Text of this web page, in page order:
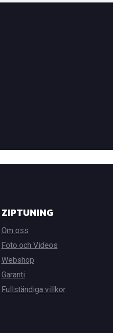
ZIPTUNING
Om oss
Foto och Videos
Webshop
Garanti
Fullständiga villkor